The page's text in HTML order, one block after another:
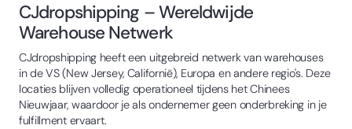
CJdropshipping – Wereldwijde
Warehouse Netwerk
CJdropshipping heeft een uitgebreid netwerk van warehouses
in de VS (New Jersey, Californië), Europa en andere regio's. Deze
locaties blijven volledig operationeel tijdens het Chinees
Nieuwjaar, waardoor je als ondernemer geen onderbreking in je
fulfillment ervaart.